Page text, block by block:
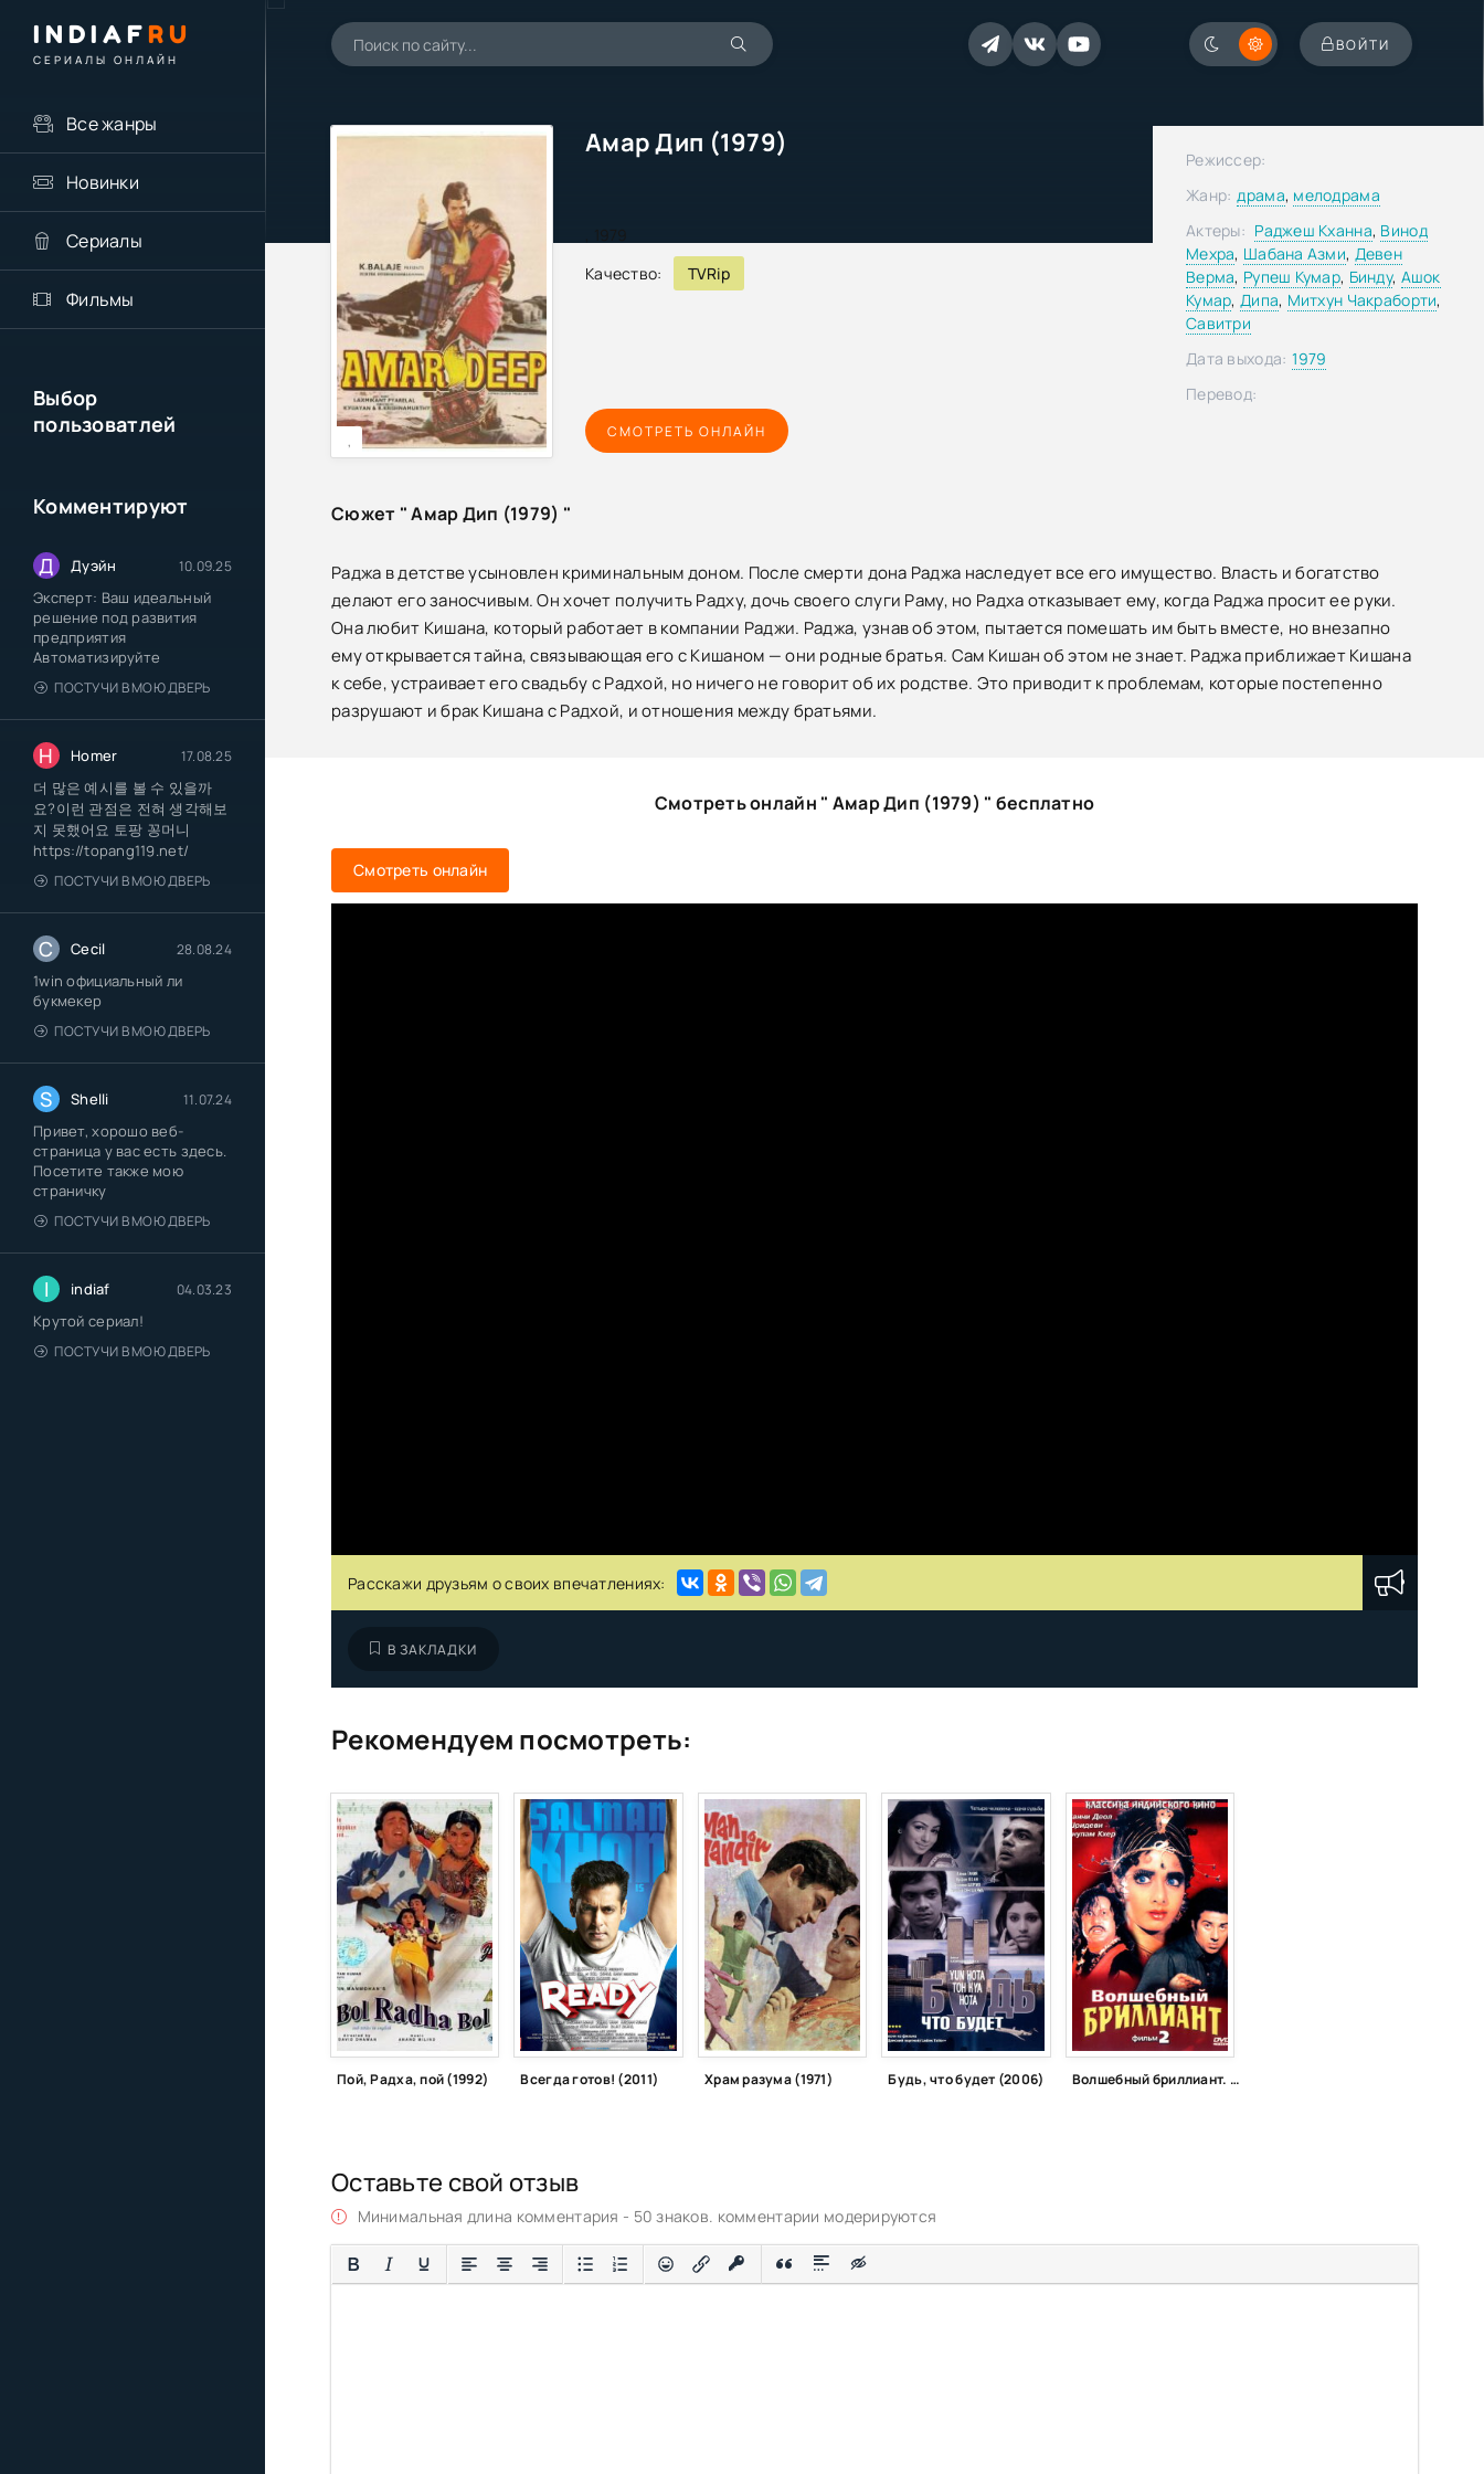
INDIAFRU
СЕРИАЛЫ ОНЛАЙН
ВОЙТИ
Все жанры
Новинки
Сериалы
Фильмы
Выбор
пользоватлей
Комментируют
Д Дуэйн 10.09.25
Эксперт: Ваш идеальный
решение под развития
предприятия
Автоматизируйте
ПОСТУЧИ В МОЮ ДВЕРЬ
H Homer 17.08.25
더 많은 예시를 볼 수 있을까
요?이런 관점은 전혀 생각해보
지 못했어요 토팡 꽁머니
https://topang119.net/
ПОСТУЧИ В МОЮ ДВЕРЬ
C Cecil 28.08.24
1win официальный ли
букмекер
ПОСТУЧИ В МОЮ ДВЕРЬ
S Shelli 11.07.24
Привет, хорошо веб-
страница у вас есть здесь.
Посетите также мою
страничку
ПОСТУЧИ В МОЮ ДВЕРЬ
I indiaf 04.03.23
Крутой сериал!
ПОСТУЧИ В МОЮ ДВЕРЬ
Амар Дип (1979)
1979
Качество:
TVRip
,
СМОТРЕТЬ ОНЛАЙН
Режиссер:
Жанр: драма, мелодрама
Актеры: Раджеш Кханна, Винод
Мехра, Шабана Азми, Девен
Верма, Рупеш Кумар, Бинду, Ашок
Кумар, Дипа, Митхун Чакраборти,
Савитри
Дата выхода: 1979
Перевод:
Сюжет " Амар Дип (1979) "
Раджа в детстве усыновлен криминальным доном. После смерти дона Раджа наследует все его имущество. Власть и богатство
делают его заносчивым. Он хочет получить Радху, дочь своего слуги Раму, но Радха отказывает ему, когда Раджа просит ее руки.
Она любит Кишана, который работает в компании Раджи. Раджа, узнав об этом, пытается помешать им быть вместе, но внезапно
ему открывается тайна, связывающая его с Кишаном — они родные братья. Сам Кишан об этом не знает. Раджа приближает Кишана
к себе, устраивает его свадьбу с Радхой, но ничего не говорит об их родстве. Это приводит к проблемам, которые постепенно
разрушают и брак Кишана с Радхой, и отношения между братьями.
Смотреть онлайн " Амар Дип (1979) " бесплатно
Смотреть онлайн
Расскажи друзьям о своих впечатлениях:
В ЗАКЛАДКИ
Рекомендуем посмотреть:
Пой, Радха, пой (1992) Всегда готов! (2011) Храм разума (1971) Будь, что будет (2006) Волшебный бриллиант. Фильм 2 (1989)
Оставьте свой отзыв
Минимальная длина комментария - 50 знаков. комментарии модерируются